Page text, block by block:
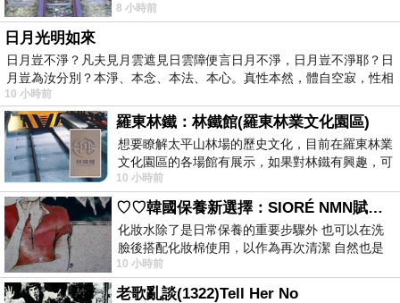
從中可以發掘出不同的
8 小時前
日月光明如來
日月豈不淨？凡夫見月雲遮見日雲障便言日月不淨，日月豈不淨耶？日
月豈為汝分別？本淨、本念、本法、本心。真性本然，體自空寂，性相
10 小時前
羅東林鐵：林鐵館(羅東林業文化園區)
想要瞭解太平山林場的歷史文化，目前在羅東林業
文化園區的各場館有展示，如果對林鐵有興趣，可
以到林鐵館。 這裡展示從山下
10 小時前
♡♡韓國保養新選擇：SIORÉ NMN賦活泡泡化妝水♡♡
化妝水除了是日常保養的重要步驟外 也可以在洗
臉後搭配化妝棉使用，以作為再次清潔 自然也是
我的保養必備品項 不過，我對於化妝
10 小時前
老歌亂談(1322)Tell Her No